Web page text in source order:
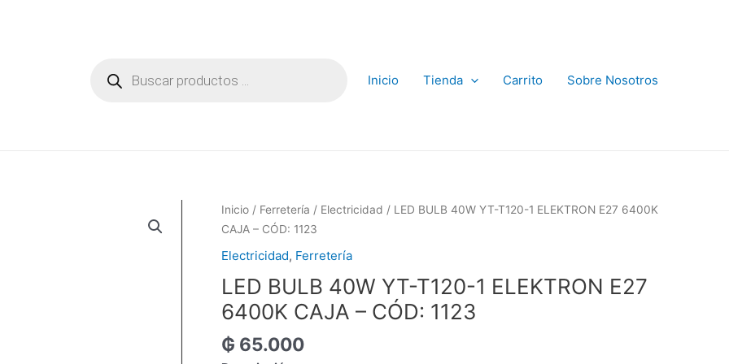
productos Inicio Tienda Carrito Sobre Nosotros
Inicio / Ferretería / Electricidad / LED BULB 40W YT-T120-1 ELEKTRON E27 6400K
CAJA – CÓD: 1123
Electricidad, Ferretería
LED BULB 40W YT-T120-1 ELEKTRON E27
6400K CAJA – CÓD: 1123
₲ 65.000